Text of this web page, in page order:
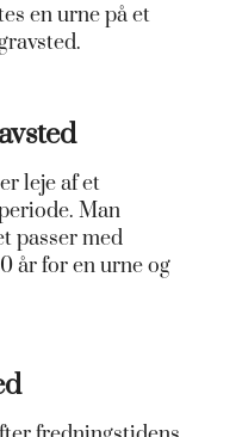
en urne på et
leje af et
Man
passer med
år for en urne og